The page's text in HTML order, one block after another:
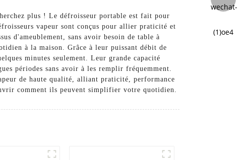
plus ! Le défroisseur portable est fait pour
vapeur sont conçus pour allier praticité et
d'ameublement, sans avoir besoin de table à
à la maison. Grâce à leur puissant débit de
minutes seulement. Leur grande capacité
périodes sans avoir à les remplir fréquemment.
de haute qualité, alliant praticité, performance
comment ils peuvent simplifier votre quotidien.